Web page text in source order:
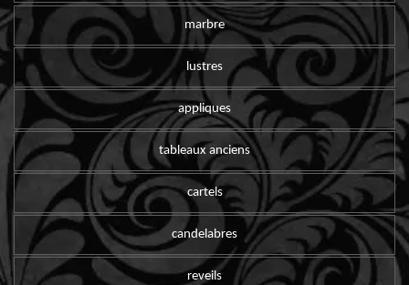
marbre
lustres
appliques
tableaux anciens
cartels
candelabres
reveils